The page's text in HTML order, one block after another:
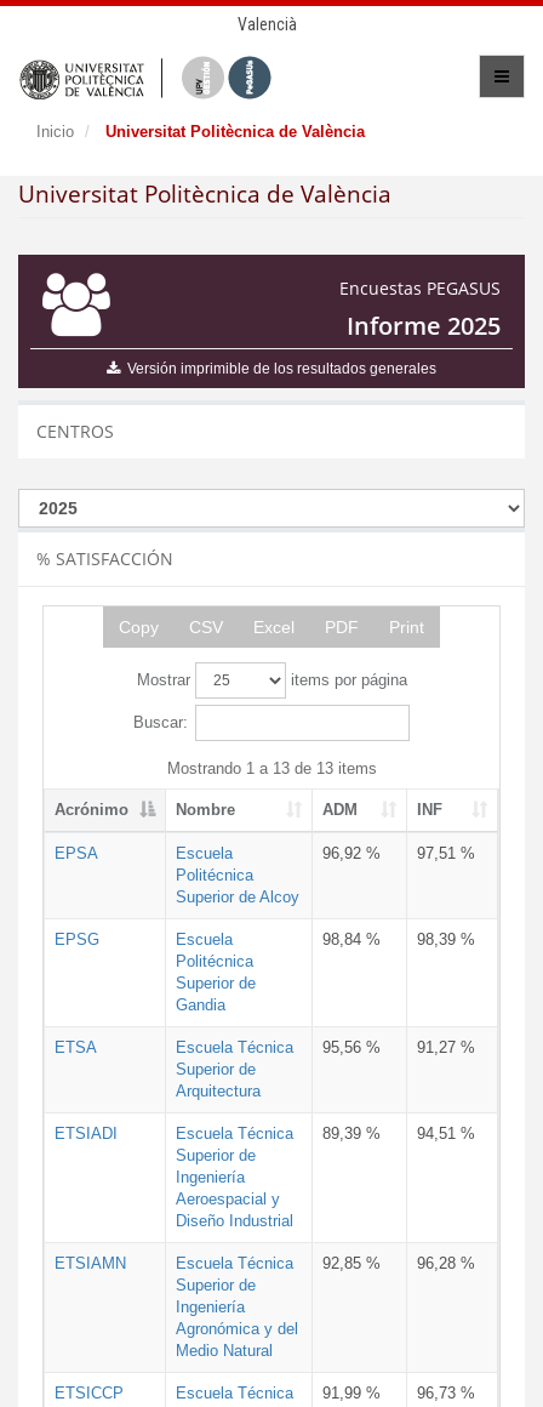
Valencià
Inicio Universitat Politècnica de València
Universitat Politècnica de València
Encuestas PEGASUS
Informe 2025
Versión imprimible de los resultados generales
CENTROS
% SATISFACCIÓN
Copy CSV Excel PDF Print
Mostrar items por página
Buscar:
Mostrando 1 a 13 de 13 items
Acrónimo Nombre ADM INF
EPSA
Escuela
Politécnica
Superior de Alcoy
96,92 % 97,51 %
EPSG
Escuela
Politécnica
Superior de
Gandia
98,84 % 98,39 %
ETSA
Escuela Técnica
Superior de
Arquitectura
95,56 % 91,27 %
ETSIADI
Escuela Técnica
Superior de
Ingeniería
Aeroespacial y
Diseño Industrial
89,39 % 94,51 %
ETSIAMN
Escuela Técnica
Superior de
Ingeniería
Agronómica y del
Medio Natural
92,85 % 96,28 %
ETSICCP
Escuela Técnica
91,99 % 96,73 %